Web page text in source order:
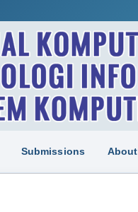
Submissions About